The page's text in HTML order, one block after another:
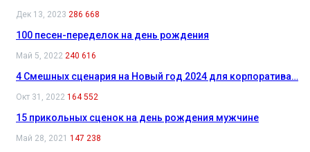
Дек 13, 2023 286 668
100 песен-переделок на день рождения
Май 5, 2022 240 616
4 Смешных сценария на Новый год 2024 для корпоратива…
Окт 31, 2022 164 552
15 прикольных сценок на день рождения мужчине
Май 28, 2021 147 238